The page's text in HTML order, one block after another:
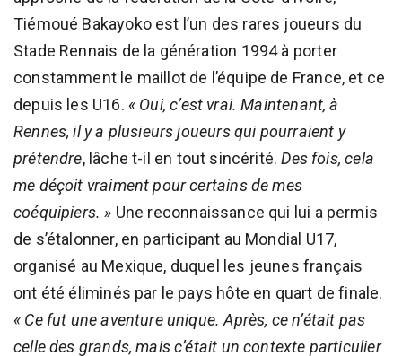
Tiémoué Bakayoko est l’un des rares joueurs du
Stade Rennais de la génération 1994 à porter
constamment le maillot de l’équipe de France, et ce
depuis les U16. « Oui, c’est vrai. Maintenant, à
Rennes, il y a plusieurs joueurs qui pourraient y
prétendre, lâche t-il en tout sincérité.Des fois, cela
me déçoit vraiment pour certains de mes
coéquipiers. » Une reconnaissance qui lui a permis
de s’étalonner, en participant au Mondial U17,
organisé au Mexique, duquel les jeunes français
ont été éliminés par le pays hôte en quart de finale.
« Ce fut une aventure unique. Après, ce n’était pas
celle des grands, mais c’était un contexte particulier